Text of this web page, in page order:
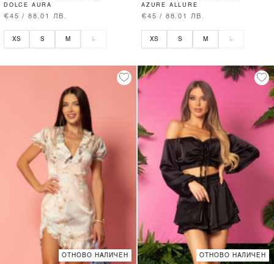
DOLCE AURA
€45 / 88.01 ЛВ.
XS S M L
AZURE ALLURE
€45 / 88.01 ЛВ.
XS S M L
ОТНОВО НАЛИЧЕН ОТНОВО НАЛИЧЕН